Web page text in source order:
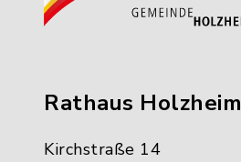
Rathaus Holzheim
Kirchstraße 14